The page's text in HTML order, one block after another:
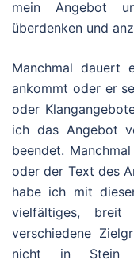
mein Angebot
überdenken und
Manchmal dauert
ankommt oder er
oder
ich das Angebot
beendet.
oder der Text des
habe ich mit
vielfältiges, breit
verschiedene
nicht in Stein